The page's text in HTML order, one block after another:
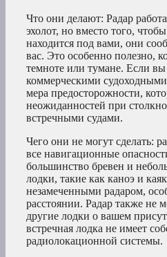
Что они делают: Радар
эхолот, но вместо того,
находится под вами, они
вас. Это особенно полезно,
темноте или тумане. Если вы
коммерческими
мера предосторожности,
неожиданностей при
встречными судами.
Чего они не могут сделать:
все навигационные
большинство бревен и
лодки, такие как каноэ и
незамеченными радаром,
расстоянии. Радар также не
другие лодки о вашем
встречная лодка не имеет
радиолокационной системы.